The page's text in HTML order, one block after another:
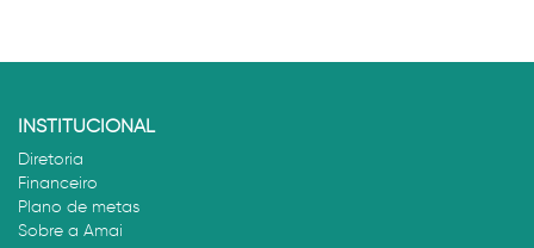
INSTITUCIONAL
Diretoria
Financeiro
Plano de metas
Sobre a Amai